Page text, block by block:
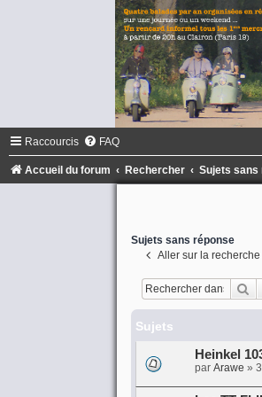
Raccourcis FAQ
Accueil du forum Rechercher Sujets sans
Sujets sans réponse
Aller sur la
Sujets
Heinkel
par Arawe »